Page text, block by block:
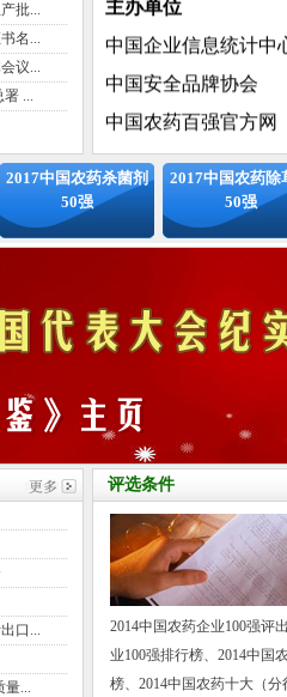
批...
名...
议...
...
中国企业信息统计中心
中国安全品牌协会
中国农药百强官方网
中国农药100强工作委
承办单位
北京国信国化文化发
组委会
化工情报信息协会、
协会农药专业委员会
专家委员会（排名不
特邀顾问：
仪名海 中国农药百
中国传媒大学 教
特邀委员：
徐东华 国务院发展
国资委高级职称专家
2017中国农药杀菌剂
50强
2017中国农药除
50强
口...
量...
评选条件
2014中国农药企业100强评
业100强排行榜、2014中国
榜、2014中国农药十大（